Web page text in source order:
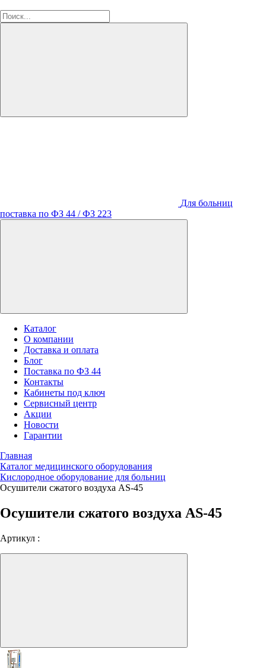
Для больниц
поставка по ФЗ 44 / ФЗ 223
Каталог
О компании
Доставка и оплата
Блог
Поставка по ФЗ 44
Контакты
Кабинеты под ключ
Сервисный центр
Акции
Новости
Гарантии
Главная
Каталог медицинского оборудования
Кислородное оборудование для больниц
Осушители сжатого воздуха AS-45
Осушители сжатого воздуха AS-45
Артикул :